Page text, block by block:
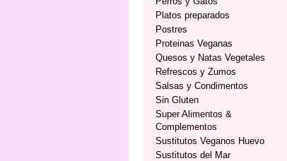
Platos preparados
Postres
Proteinas Veganas
Quesos y Natas Vegetales
Refrescos y Zumos
Salsas y Condimentos
Sin Gluten
Super Alimentos &
Complementos
Sustitutos Veganos Huevo
Sustitutos del Mar